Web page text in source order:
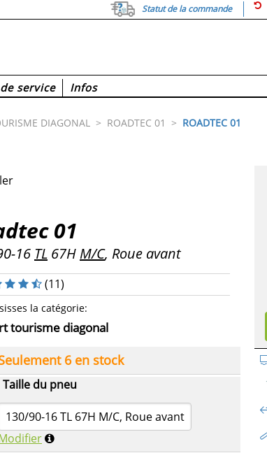
Statut de la commande
service Infos
DIAGONAL > ROADTEC 01 > ROADTEC 01
01
16 TL 67H M/C, Roue avant
la catégorie:
tourisme diagonal
Taille du pneu
130/90-16 TL 67H M/C, Roue avant
6 en stock
(11)